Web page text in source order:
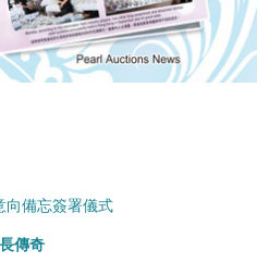
向備忘簽署儀式
傳奇